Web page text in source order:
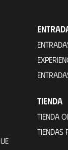
TIENDA
TIENDA
TIENDAS